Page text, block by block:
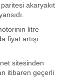
akaryakıt
litre
fiyat artışı
sitesinden
itibaren geçerli